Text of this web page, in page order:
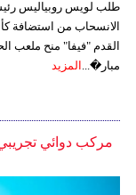
طلب لويس روبياليس رئيس
القدم "فيفا" منح ملعب
مبار�... المزيد
مركب دوائي تجريبي